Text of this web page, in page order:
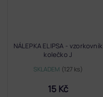
NÁLEPKA ELIPSA - vzorkovník
kolečko J
SKLADEM (127 ks)
15 Kč